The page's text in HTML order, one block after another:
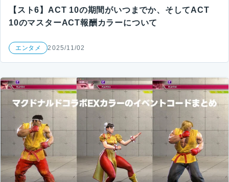
【スト6】ACT 10の期間がいつまでか、そしてACT
10のマスターACT報酬カラーについて
エンタメ 2025/11/02